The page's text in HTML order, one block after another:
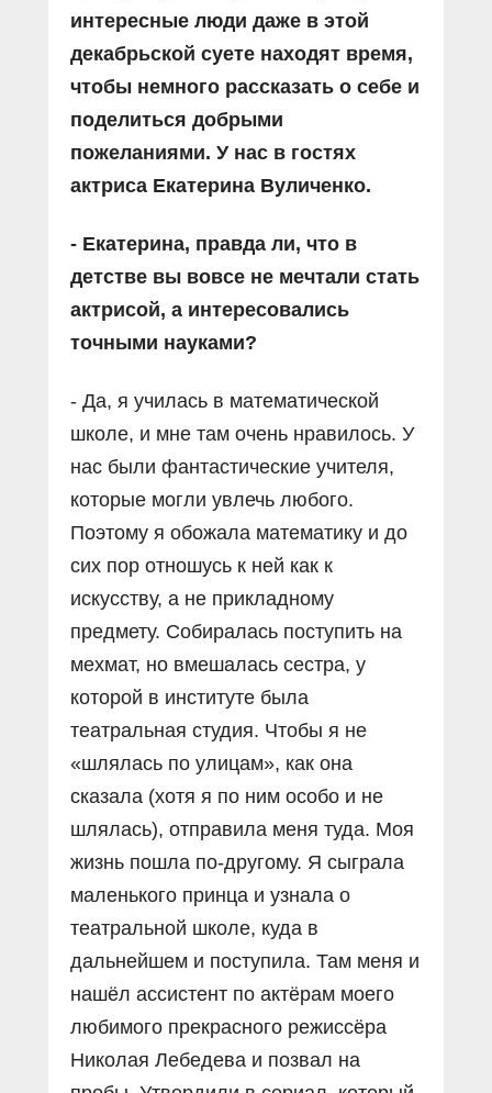
интересные люди даже в этой
декабрьской суете находят время,
чтобы немного рассказать о себе и
поделиться добрыми
пожеланиями. У нас в гостях
актриса Екатерина Вуличенко.
- Екатерина, правда ли, что в
детстве вы вовсе не мечтали стать
актрисой, а интересовались
точными науками?
- Да, я училась в математической
школе, и мне там очень нравилось. У
нас были фантастические учителя,
которые могли увлечь любого.
Поэтому я обожала математику и до
сих пор отношусь к ней как к
искусству, а не прикладному
предмету. Собиралась поступить на
мехмат, но вмешалась сестра, у
которой в институте была
театральная студия. Чтобы я не
«шлялась по улицам», как она
сказала (хотя я по ним особо и не
шлялась), отправила меня туда. Моя
жизнь пошла по-другому. Я сыграла
маленького принца и узнала о
театральной школе, куда в
дальнейшем и поступила. Там меня и
нашёл ассистент по актёрам моего
любимого прекрасного режиссёра
Николая Лебедева и позвал на